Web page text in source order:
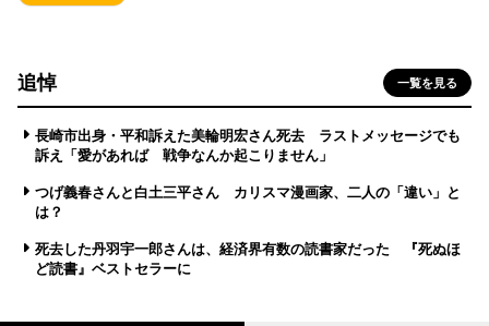
追悼 一覧を見る
長崎市出身・平和訴えた美輪明宏さん死去 ラストメッセージでも
訴え「愛があれば 戦争なんか起こりません」
つげ義春さんと白土三平さん カリスマ漫画家、二人の「違い」と
は？
死去した丹羽宇一郎さんは、経済界有数の読書家だった 『死ぬほ
ど読書』ベストセラーに